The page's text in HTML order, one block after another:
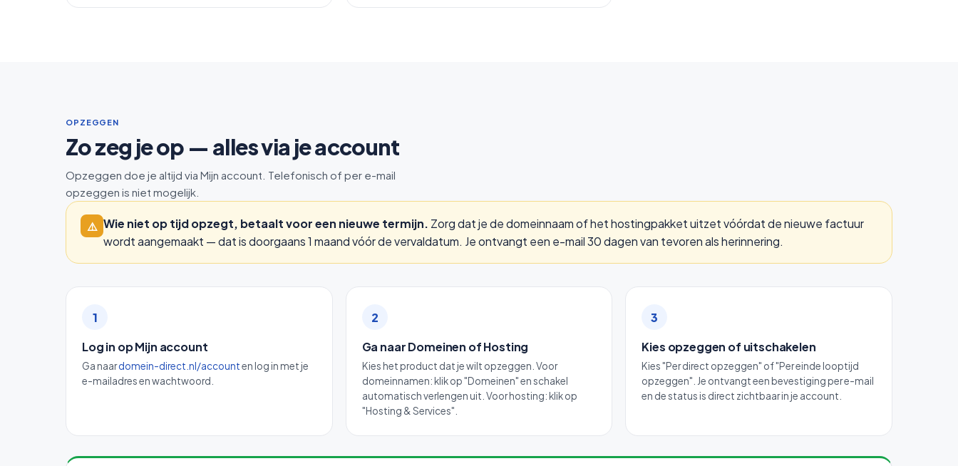
OPZEGGEN
Zo zeg je op — alles via je account
Opzeggen doe je altijd via Mijn account. Telefonisch of per e-mail
opzeggen is niet mogelijk.
⚠️ Wie niet op tijd opzegt, betaalt voor een nieuwe termijn. Zorg dat je de domeinnaam of het hostingpakket uitzet vóórdat de nieuwe factuur
wordt aangemaakt — dat is doorgaans 1 maand vóór de vervaldatum. Je ontvangt een e-mail 30 dagen van tevoren als herinnering.
1
Log in op Mijn account
Ga naardomein-direct.nl/accounten log in met je
e-mailadres en wachtwoord.
2
Ga naar Domeinen of Hosting
Kies het product dat je wilt opzeggen. Voor
domeinnamen: klik op "Domeinen" en schakel
automatisch verlengen uit. Voor hosting: klik op
"Hosting & Services".
3
Kies opzeggen of uitschakelen
Kies "Per direct opzeggen" of "Per einde looptijd
opzeggen". Je ontvangt een bevestiging per e-mail
en de status is direct zichtbaar in je account.